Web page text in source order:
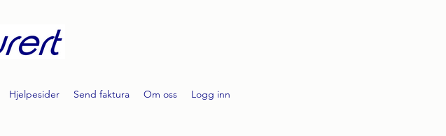
Hjelpesider Send faktura Om oss Logg inn